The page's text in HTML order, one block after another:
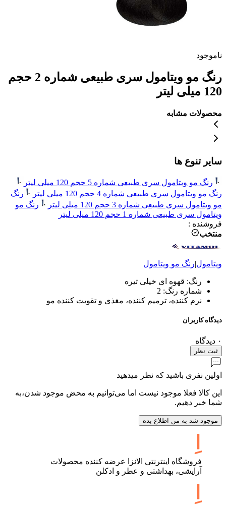
ناموجود
رنگ مو ویتامول سری طبیعی شماره 2 حجم
120 میلی لیتر
محصولات مشابه
سایر تنوع ها
رنگ مو ویتامول سری طبیعی شماره 5 حجم 120 میلی لیتر
رنگ مو ویتامول سری طبیعی شماره 4 حجم 120 میلی لیتر
رنگ
مو ویتامول سری طبیعی شماره 3 حجم 120 میلی لیتر
رنگ مو
ویتامول سری طبیعی شماره 1 حجم 120 میلی لیتر
فروشنده :
منتخب
ویتامول|رنگ مو ویتامول
رنگ: قهوه ای خیلی تیره
شماره رنگ: 2
نرم کننده، ترمیم کننده، مغذی و تقویت کننده مو
دیدگاه کاربران
۰ دیدگاه
ثبت نظر
اولین نفری باشید که نظر میدهید
این کالا فعلا موجود نیست اما می‌توانیم به محض موجود شدن،به
شما خبر دهیم.
موجود شد به من اطلاع بده
فروشگاه اینترنتی الانزا عرضه کننده محصولات
آرایشی، بهداشتی و عطر و ادکلن